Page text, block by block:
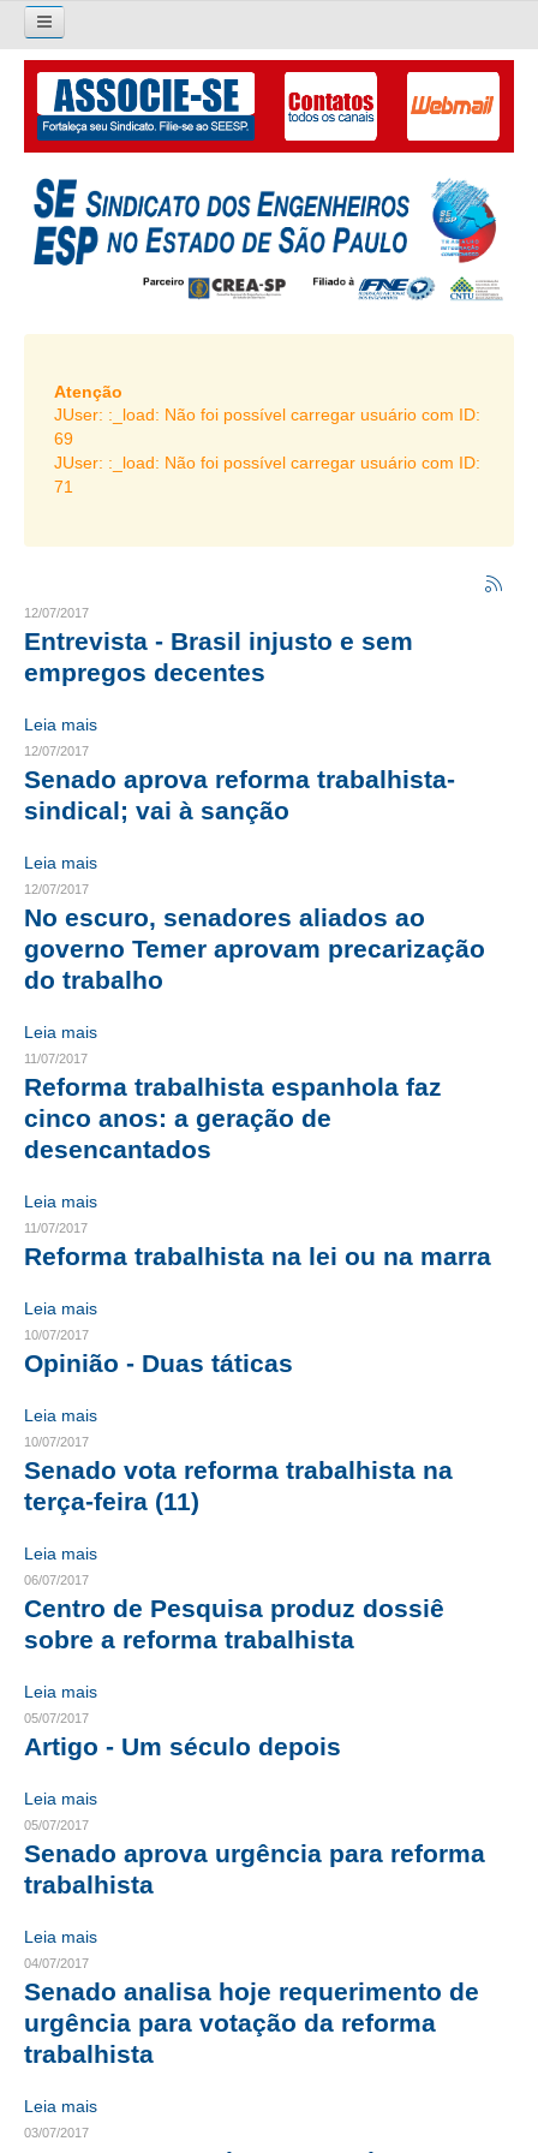
Pesquisar...
O SINDICATO
APRESENTAÇÃO
PALAVRA DO PRESIDENTE
DIRETORIA
LIVRO GESTÃO 2026-2029
SUBSEDES SINDICAIS
GALERIA EX-PRESIDENTES
CONSELHO TECNOLÓGICO
HISTÓRICO E ATUAÇÃO
COMPOSIÇÃO
CONSELHOS ASSESSORES
PERSONALIDADES DA TECNOLOGIA
TRANSPARÊNCIA
JURÍDICO
CONTRIBUIÇÕES
CONTRIBUIÇÃO SINDICAL URBANA
REVISÃO DE APOSENTADORIA
FGTS EXPURGOS
FGTS CORREÇÃO
LEGISLAÇÃO
LEI 4.950-A/1966 – PISO SALARIAL
LEI 5.194/1966 – REGULAMENTAÇÃO DA PROFISSÃO
LEI 6.496/1977 – ART
HOMOLOGAÇÕES
PISO SALARIAL
FIQUE POR DENTRO
OPORTUNIDADES
EMPREGO E ESTÁGIO
CARREIRA
AUTÔNOMOS E SERVIÇOS
NEWSLETTER
Atenção
JUser: :_load: Não foi possível carregar usuário com ID:
69
JUser: :_load: Não foi possível carregar usuário com ID:
71
12/07/2017
Entrevista - Brasil injusto e sem
empregos decentes
Leia mais
12/07/2017
Senado aprova reforma trabalhista-
sindical; vai à sanção
Leia mais
12/07/2017
No escuro, senadores aliados ao
governo Temer aprovam precarização
do trabalho
Leia mais
11/07/2017
Reforma trabalhista espanhola faz
cinco anos: a geração de
desencantados
Leia mais
11/07/2017
Reforma trabalhista na lei ou na marra
Leia mais
10/07/2017
Opinião - Duas táticas
Leia mais
10/07/2017
Senado vota reforma trabalhista na
terça-feira (11)
Leia mais
06/07/2017
Centro de Pesquisa produz dossiê
sobre a reforma trabalhista
Leia mais
05/07/2017
Artigo - Um século depois
Leia mais
05/07/2017
Senado aprova urgência para reforma
trabalhista
Leia mais
04/07/2017
Senado analisa hoje requerimento de
urgência para votação da reforma
trabalhista
Leia mais
03/07/2017